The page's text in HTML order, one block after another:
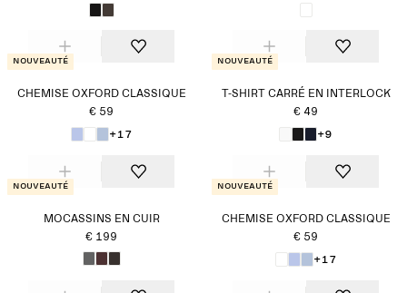
Nouveauté
CHEMISE OXFORD CLASSIQUE
€ 59
+17
Nouveauté
T-SHIRT CARRÉ EN INTERLOCK
€ 49
+9
Nouveauté
MOCASSINS EN CUIR
€ 199
Nouveauté
CHEMISE OXFORD CLASSIQUE
€ 59
+17